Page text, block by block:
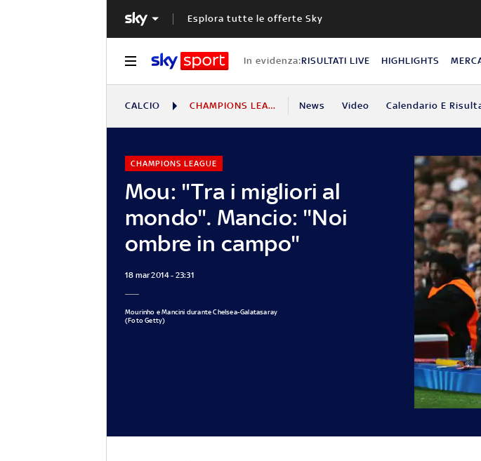
Esplora tutte le offerte Sky
In evidenza:RISULTATI LIVE HIGHLIGHTS
CALCIO CHAMPIONS LEAGUE News Video Calendario E
Mou: "Tra i migliori al
mondo". Mancio: "Noi
ombre in campo"
CHAMPIONS LEAGUE
18 mar 2014 - 23:31
Mourinho e Mancini durante Chelsea-Galatasaray
(Foto Getty)